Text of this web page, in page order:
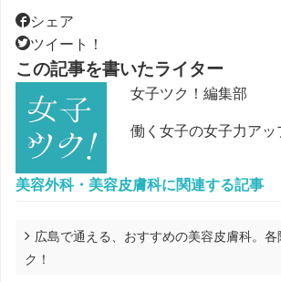
シェア
ツイート！
この記事を書いたライター
女子ツク！編集部
働く女子の女子力アッ
美容外科・美容皮膚科に関連する記事
広島で通える、おすすめの美容皮膚科。各
ク！